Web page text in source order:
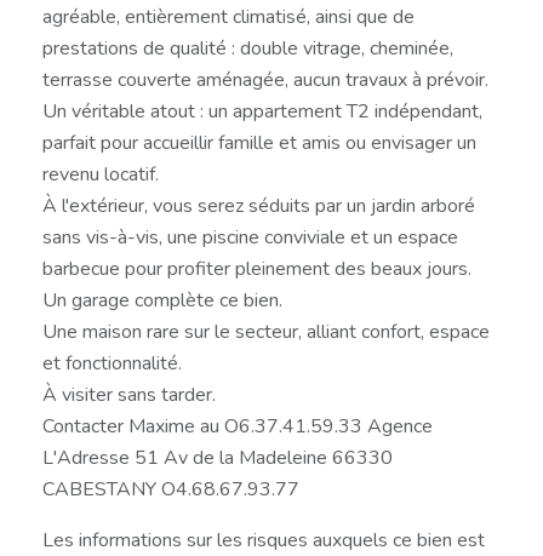
agréable, entièrement climatisé, ainsi que de
prestations de qualité : double vitrage, cheminée,
terrasse couverte aménagée, aucun travaux à prévoir.
Un véritable atout : un appartement T2 indépendant,
parfait pour accueillir famille et amis ou envisager un
revenu locatif.
À l'extérieur, vous serez séduits par un jardin arboré
sans vis-à-vis, une piscine conviviale et un espace
barbecue pour profiter pleinement des beaux jours.
Un garage complète ce bien.
Une maison rare sur le secteur, alliant confort, espace
et fonctionnalité.
À visiter sans tarder.
Contacter Maxime au O6.37.41.59.33 Agence
L'Adresse 51 Av de la Madeleine 66330
CABESTANY O4.68.67.93.77
Les informations sur les risques auxquels ce bien est